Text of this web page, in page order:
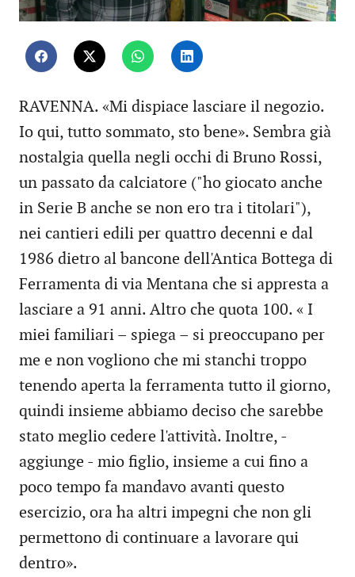
RAVENNA. «Mi dispiace lasciare il negozio.
Io qui, tutto sommato, sto bene». Sembra già
nostalgia quella negli occhi di Bruno Rossi,
un passato da calciatore ("ho giocato anche
in Serie B anche se non ero tra i titolari"),
nei cantieri edili per quattro decenni e dal
1986 dietro al bancone dell'Antica Bottega di
Ferramenta di via Mentana che si appresta a
lasciare a 91 anni. Altro che quota 100. « I
miei familiari – spiega – si preoccupano per
me e non vogliono che mi stanchi troppo
tenendo aperta la ferramenta tutto il giorno,
quindi insieme abbiamo deciso che sarebbe
stato meglio cedere l'attività. Inoltre, -
aggiunge - mio figlio, insieme a cui fino a
poco tempo fa mandavo avanti questo
esercizio, ora ha altri impegni che non gli
permettono di continuare a lavorare qui
dentro».